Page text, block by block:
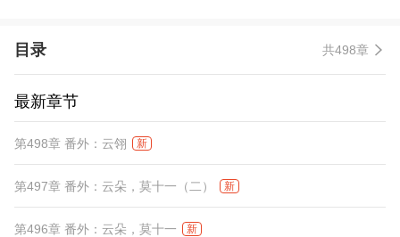
目录 共498章
最新章节
第498章 番外：云翎 新
第497章 番外：云朵，莫十一（二） 新
第496章 番外：云朵，莫十一 新